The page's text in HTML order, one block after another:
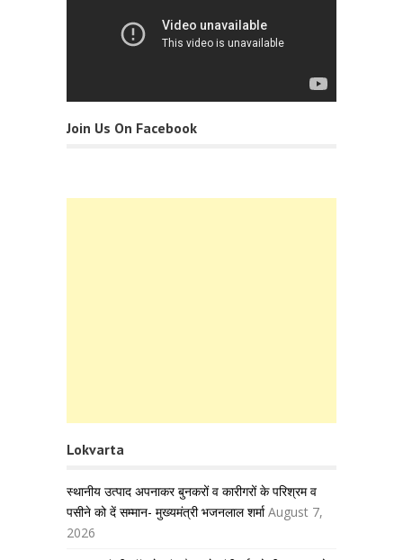
Join Us On Facebook
Lokvarta
स्थानीय उत्पाद अपनाकर बुनकरों व कारीगरों के परिश्रम व
पसीने को दें सम्मान- मुख्यमंत्री भजनलाल शर्मा August 7,
2026